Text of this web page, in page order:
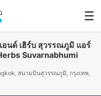
อนด์ เฮิร์บ สุวรรณภูมิ แอร์
Suvarnabhumi
สนามบินสุวรรณภูมิ, กรุงเทพ,